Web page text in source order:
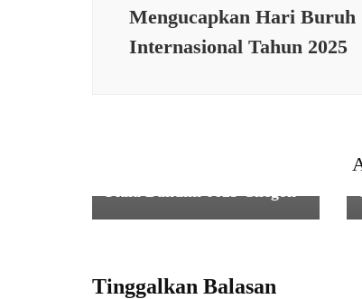
Mengucapkan Hari Buruh
Internasional Tahun 2025
Tinggalkan Balasan